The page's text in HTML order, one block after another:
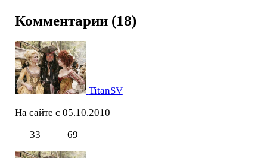
Комментарии (18)
TitanSV
На сайте с 05.10.2010
33
69